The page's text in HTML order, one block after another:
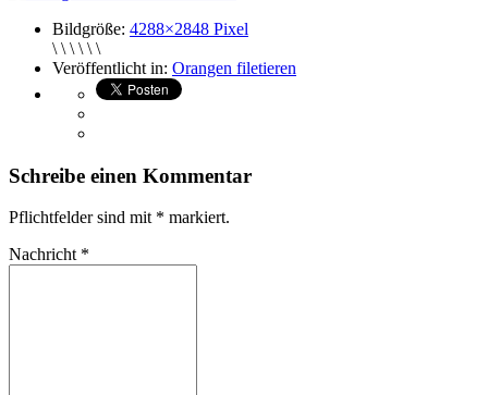
Bildgröße: 4288×2848 Pixel
\ \ \ \ \ \
Veröffentlicht in: Orangen filetieren
Schreibe einen Kommentar
Pflichtfelder sind mit * markiert.
Nachricht *